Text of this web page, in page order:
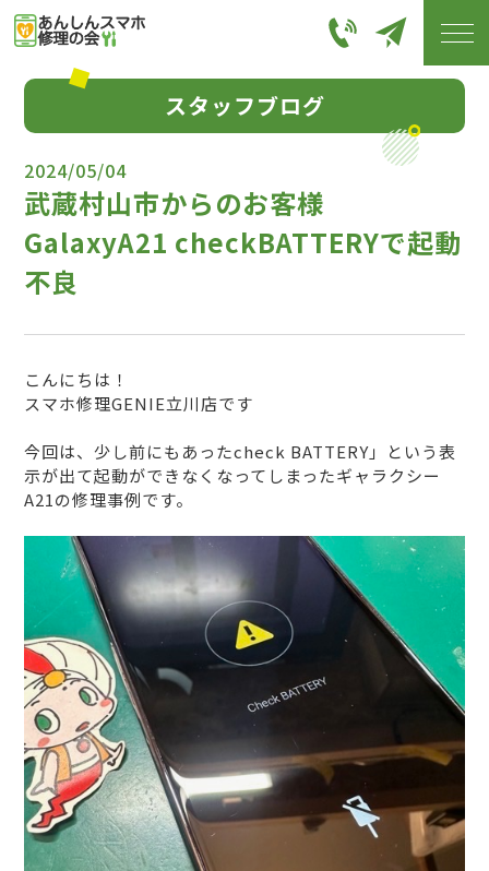
スタッフブログ
2024/05/04
武蔵村山市からのお客様
GalaxyA21 checkBATTERYで起動
不良
こんにちは！
スマホ修理GENIE立川店です
今回は、少し前にもあったcheck BATTERY」という表
示が出て起動ができなくなってしまったギャラクシー
A21の修理事例です。